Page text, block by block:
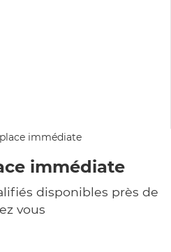
immédiate
disponibles près de
vous